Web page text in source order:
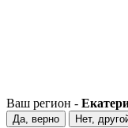
Ваш регион -
Да, верно Нет,